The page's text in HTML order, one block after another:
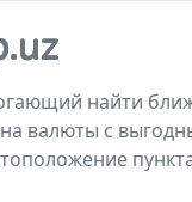
найти
валюты с